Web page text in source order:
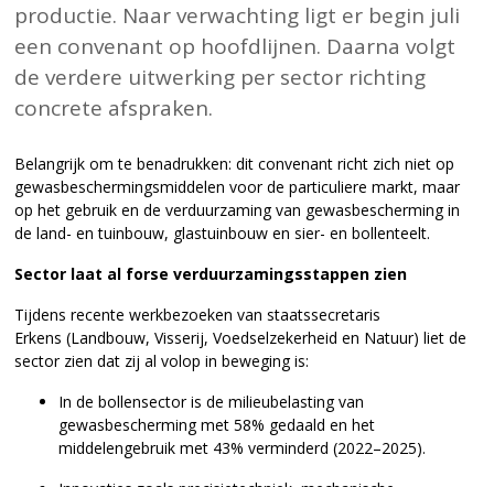
productie. Naar verwachting ligt er begin juli
een convenant op hoofdlijnen. Daarna volgt
de verdere uitwerking per sector richting
concrete afspraken.
Belangrijk om te benadrukken: dit convenant richt zich niet op
gewasbeschermingsmiddelen voor de particuliere markt, maar
op het gebruik en de verduurzaming van gewasbescherming in
de land- en tuinbouw, glastuinbouw en sier- en bollenteelt.
Sector laat al forse verduurzamingsstappen zien
Tijdens recente werkbezoeken van staatssecretaris
Erkens (Landbouw, Visserij, Voedselzekerheid en Natuur) liet de
sector zien dat zij al volop in beweging is:
In de bollensector is de milieubelasting van
gewasbescherming met 58% gedaald en het
middelengebruik met 43% verminderd (2022–2025).